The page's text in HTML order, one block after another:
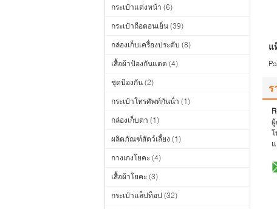
กระเป๋าแต่งหน้า (6)
กระเป๋าถือตอนเย็น (39)
กล่องเก็บเครื่องประดับ (8)
เสื้อผ้าป้องกันแดด (4)
ชุดป้องกัน (2)
กระเป๋าโทรศัพท์กันน้ํา (1)
กล่องเก็บตา (1)
ผลิตภัณฑ์สัตว์เลี้ยง (1)
กางเกงโยคะ (4)
เสื้อผ้าโยคะ (3)
กระเป๋าแล็ปท็อป (32)
แ
ร
โ